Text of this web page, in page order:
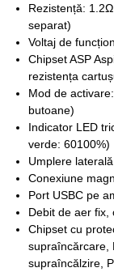
Rezistență:
separat)​
Voltaj de
Chipset ASP
rezistența
Mod de
butoane)​
Indicator LED
verde: 60100%)
Umplere
Conexiune
Port USBC pe
Debit de aer fix,
Chipset cu
supraîncărcare,
supraîncălzire,